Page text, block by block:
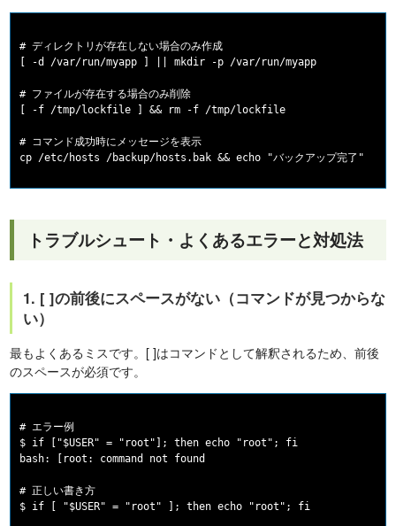
# ディレクトリが存在しない場合のみ作成
[ -d /var/run/myapp ] || mkdir -p /var/run/myapp
# ファイルが存在する場合のみ削除
[ -f /tmp/lockfile ] && rm -f /tmp/lockfile
# コマンド成功時にメッセージを表示
トラブルシュート・よくあるエラーと対処法
1. [ ]の前後にスペースがない（コマンドが見つからな
い）
最もよくあるミスです。[ ]はコマンドとして解釈されるため、前後
のスペースが必須です。
# エラー例
$ if ["$USER" = "root"]; then echo "root"; fi
bash: [root: command not found
# 正しい書き方